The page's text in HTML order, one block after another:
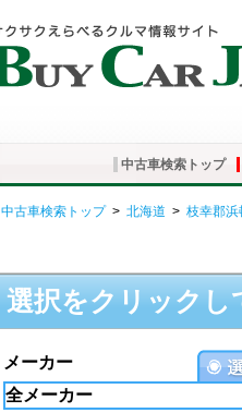
中古車検索トップ
中古車検索トップ> 北海道 > 枝幸郡浜
選択をクリックし
メーカー